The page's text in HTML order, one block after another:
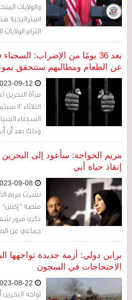
والولايات
استراتيجية
التزام
وفقاً لتقارير
بعد 36 يومًا من الإضراب:
عن الطعام ومطالبهم ستتحقق بموعد
مرآة
السجناء
وذلك بعد أن
المطالب،
مريم الخواجة: سأعود إلى البحرين
إنقاذ حياة أبي
نشرت مريم
منصة "إكس"
ذكرى مرور
جماعي عن
البحرين".
البحرين
والدي السجين".
براين دولي: أزمة جديدة تواجهها
الاحتجاجات في السجون
تواجه